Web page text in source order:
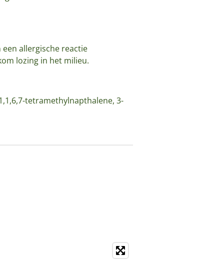
allergische reactie
lozing in het milieu.
tetramethylnapthalene, 3-